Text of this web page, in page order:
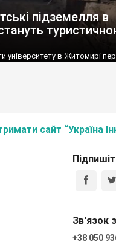
підземелля в
університету в Житомирі
перетворили на склад добрив
сайт “Україна
Зв'язок
+38 050